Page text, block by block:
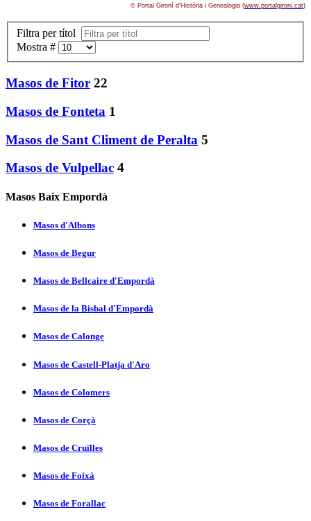
© Portal Gironí­ d'Història i Genealogia (www.portalgironi.cat)
Filtra per títol
Mostra #
Masos de Fitor 22
Masos de Fonteta 1
Masos de Sant Climent de Peralta 5
Masos de Vulpellac 4
Masos Baix Empordà
Masos d'Albons
Masos de Begur
Masos de Bellcaire d'Empordà
Masos de la Bisbal d'Empordà
Masos de Calonge
Masos de Castell-Platja d'Aro
Masos de Colomers
Masos de Corçà
Masos de Cruïlles
Masos de Foixà
Masos de Forallac